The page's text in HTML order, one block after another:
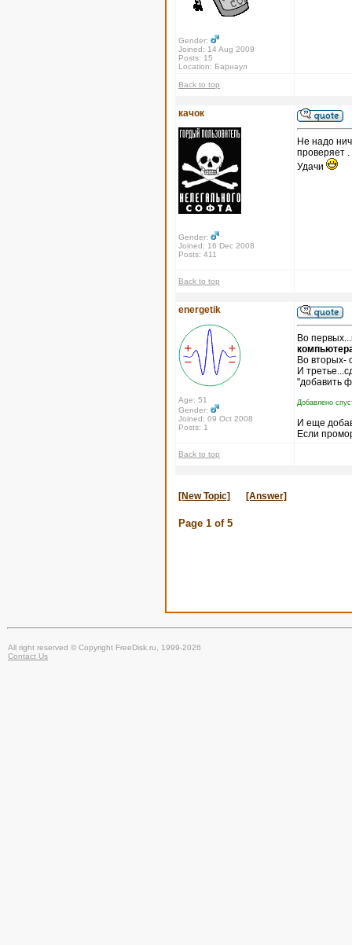
Gender:
Joined: 14 Aug 2009
Posts: 15
Location: Барнаул
Back to top
качок
Gender:
Joined: 16 Dec 2008
Posts: 411
Не надо
проверяет .
Удачи
Back to top
energetik
Age: 51
Gender:
Joined: 09 Oct 2008
Posts: 1
Во
Во вторых-
И
"добавить
Добавлено
И еще
Если
Back to top
[New Topic] [Answer]
Page 1 of 5
All right reserved © Copyright FreeDisk.ru, 1999-2026
Contact Us